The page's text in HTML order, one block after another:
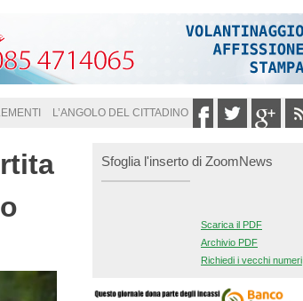
L’ANGOLO DEL CITTADINO
Sfoglia l'inserto di ZoomNews
Scarica il PDF
Archivio PDF
Richiedi i vecchi numeri